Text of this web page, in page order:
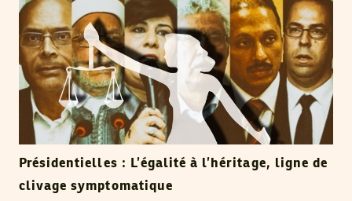
Présidentielles : L’égalité à l’héritage, ligne de
clivage symptomatique